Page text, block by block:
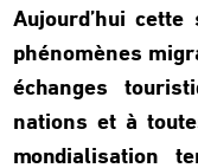
Aujourd’hui
phénomènes
échanges
nations et à
mondialisation